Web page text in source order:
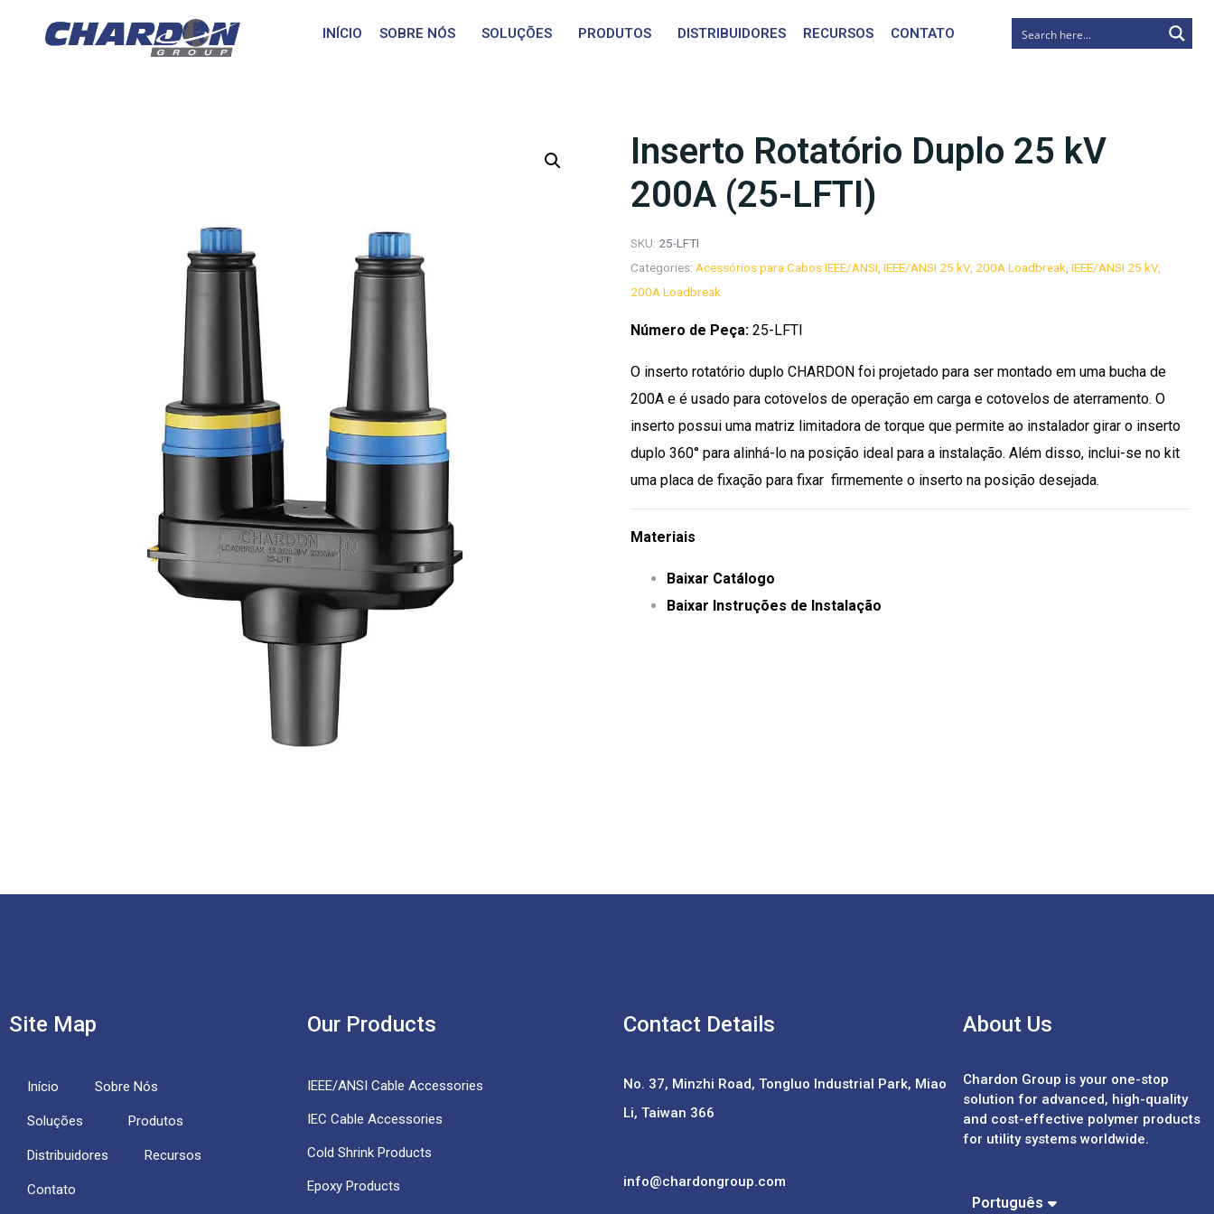
INÍCIO SOBRE NÓS SOLUÇÕES PRODUTOS DISTRIBUIDORES RECURSOS CONTATO
Inserto Rotatório Duplo 25 kV
200A (25-LFTI)
SKU: 25-LFTI
Categories: Acessórios para Cabos IEEE/ANSI IEEE/ANSI 25 kV, 200A Loadbreak IEEE/ANSI 25 kV,
200A Loadbreak
Número de Peça: 25-LFTI
O inserto rotatório duplo CHARDON foi projetado para ser montado em uma bucha de
200A e é usado para cotovelos de operação em carga e cotovelos de aterramento. O
inserto possui uma matriz limitadora de torque que permite ao instalador girar o inserto
duplo 360° para alinhá-lo na posição ideal para a instalação. Além disso, inclui-se no kit
uma placa de fixação para fixar firmemente o inserto na posição desejada.
Materiais
Baixar Catálogo
Baixar Instruções de Instalação
Site Map
Início Sobre Nós
Soluções Produtos
Distribuidores Recursos
Contato
Our Products
IEEE/ANSI Cable Accessories
IEC Cable Accessories
Cold Shrink Products
Epoxy Products
Contact Details
No. 37, Minzhi Road, Tongluo Industrial Park, Miao
Li, Taiwan 366
info@chardongroup.com
About Us
Chardon Group is your one-stop
solution for advanced, high-quality
and cost-effective polymer products
for utility systems worldwide.
Português
Español
English